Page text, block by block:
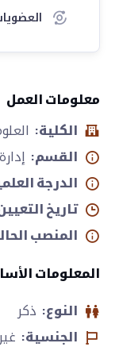
معلومات العمل
الكلية:
القسم:
الدرجة
تاريخ
المنصب
المعلومات
النوع: ذكر
الجنسية: